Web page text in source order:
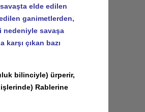
elde edilen
ganimetlerden,
nedeniyle savaşa
çıkan bazı
bilinciyle) ürperir,
Rablerine